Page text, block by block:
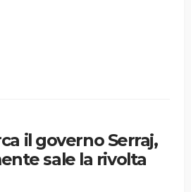
il governo Serraj,
sale la rivolta